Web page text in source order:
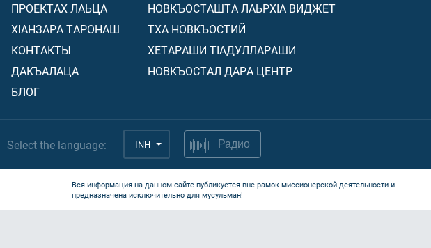
ПРОЕКТАХ ЛАЬЦА
ХIАНЗАРА ТАРОНАШ
КОНТАКТЫ
ДАКЪАЛАЦА
БЛОГ
НОВКЪОСТАШТА ЛАЬРХIА ВИДЖЕТ
ТХА НОВКЪОСТИЙ
ХЕТАРАШИ ТIАДУЛЛАРАШИ
НОВКЪОСТАЛ ДАРА ЦЕНТР
Select the language: INH Радио
Вся информация на данном сайте публикуется вне рамок миссионерской деятельности и
предназначена исключительно для мусульман!